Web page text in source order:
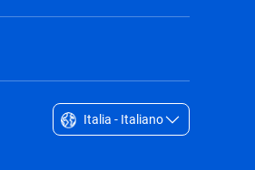
Italia - Italiano